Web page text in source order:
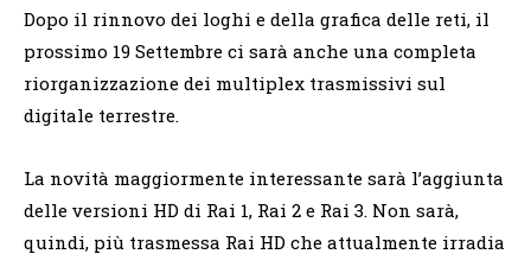
Dopo il rinnovo dei loghi e della grafica delle reti, il
prossimo 19 Settembre ci sarà anche una completa
riorganizzazione dei multiplex trasmissivi sul
digitale terrestre.
La novità maggiormente interessante sarà l’aggiunta
delle versioni HD di Rai 1, Rai 2 e Rai 3. Non sarà,
quindi, più trasmessa Rai HD che attualmente irradia